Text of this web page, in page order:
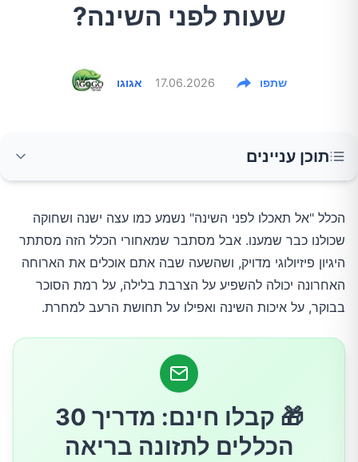
שעות לפני השינה?
אגוגו 17.06.2026 שתפו
תוכן עניינים
קודם כול: מה קורה לאוכל כששוכבים
1. פחות צרבת ורפלוקס בלילה
2. רמת סוכר טובה יותר בבוקר
ועכשיו החלק החשוב: מה לא יקרה
הכלל "אל תאכלו לפני השינה" נשמע כמו עצה ישנה ושחוקה
שכולנו כבר שמענו. אבל מסתבר שמאחורי הכלל הזה מסתתר
היגיון פיזיולוגי מדויק, ושהשעה שבה אתם אוכלים את הארוחה
האחרונה יכולה להשפיע על הצרבת בלילה, על רמת הסוכר
בבוקר, על איכות השינה ואפילו על תחושת הרעב למחרת.
🎁 קבלו חינם: מדריך 30
הכללים לתזונה בריאה